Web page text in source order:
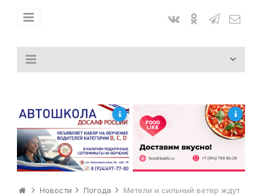
Новости Погода
Метели и сильный ветер ждут